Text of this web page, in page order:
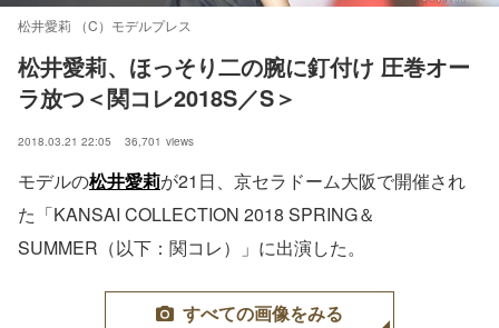
松井愛莉 （C）モデルプレス
松井愛莉、ほっそり二の腕に釘付け 圧巻オー
ラ放つ＜関コレ2018S／S＞
2018.03.21 22:05 36,701 views
モデルの松井愛莉が21日、京セラドーム大阪で開催され
た「KANSAI COLLECTION 2018 SPRING＆
SUMMER（以下：関コレ）」に出演した。
すべての画像をみる